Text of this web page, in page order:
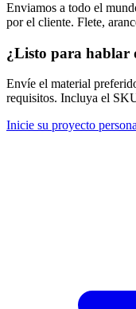
Enviamos a todo el
por el cliente. Flete,
¿Listo para hablar
Envíe el material
requisitos. Incluya el
Inicie su proyecto